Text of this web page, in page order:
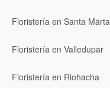
Floristería en Santa Marta
Floristería en Valledupar
Floristería en Riohacha